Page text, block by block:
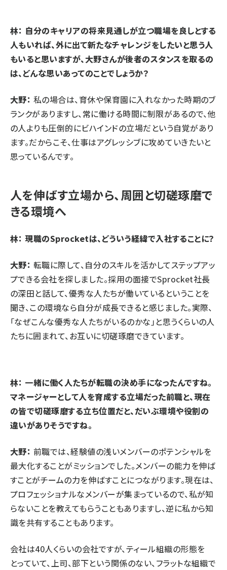
林： 自分のキャリアの将来見通しが立つ職場を良しとする
人もいれば、外に出て新たなチャレンジをしたいと思う人
もいると思いますが、大野さんが後者のスタンスを取るの
は、どんな思いあってのことでしょうか？
大野： 私の場合は、育休や保育園に入れなかった時期のブ
ランクがありますし、常に働ける時間に制限があるので、他
の人よりも圧倒的にビハインドの立場だという自覚があり
ます。だからこそ、仕事はアグレッシブに攻めていきたいと
思っているんです。
人を伸ばす立場から、周囲と切磋琢磨で
きる環境へ
林： 現職のSprocketは、どういう経緯で入社することに？
大野： 転職に際して、自分のスキルを活かしてステップアッ
プできる会社を探しました。採用の面接でSprocket社長
の深田と話して、優秀な人たちが働いているということを
聞き、この環境なら自分が成長できると感じました。実際、
「なぜこんな優秀な人たちがいるのかな」と思うくらいの人
たちに囲まれて、お互いに切磋琢磨できています。
林： 一緒に働く人たちが転職の決め手になったんですね。
マネージャーとして人を育成する立場だった前職と、現在
の皆で切磋琢磨する立ち位置だと、だいぶ環境や役割の
違いがありそうですね。
大野： 前職では、経験値の浅いメンバーのポテンシャルを
最大化することがミッションでした。メンバーの能力を伸ば
すことがチームの力を伸ばすことにつながります。現在は、
プロフェッショナルなメンバーが集まっているので、私が知
らないことを教えてもらうこともありますし、逆に私から知
識を共有することもあります。
会社は40人くらいの会社ですが、ティール組織の形態を
とっていて、上司、部下という関係のない、フラットな組織で